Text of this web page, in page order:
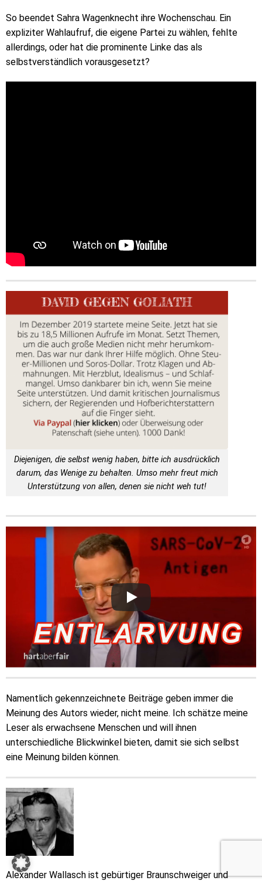
So beendet Sahra Wagenknecht ihre Wochenschau. Ein
expliziter Wahlaufruf, die eigene Partei zu wählen, fehlte
allerdings, oder hat die prominente Linke das als
selbstverständlich vorausgesetzt?
Diejenigen, die selbst wenig haben, bitte ich ausdrücklich
darum, das Wenige zu behalten. Umso mehr freut mich
Unterstützung von allen, denen sie nicht weh tut!
Namentlich gekennzeichnete Beiträge geben immer die
Meinung des Autors wieder, nicht meine. Ich schätze meine
Leser als erwachsene Menschen und will ihnen
unterschiedliche Blickwinkel bieten, damit sie sich selbst
eine Meinung bilden können.
Alexander Wallasch ist gebürtiger Braunschweiger und